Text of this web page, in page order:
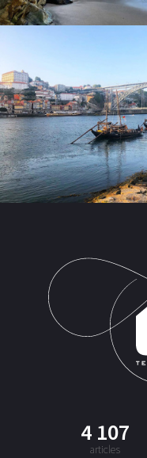
4 107
articles